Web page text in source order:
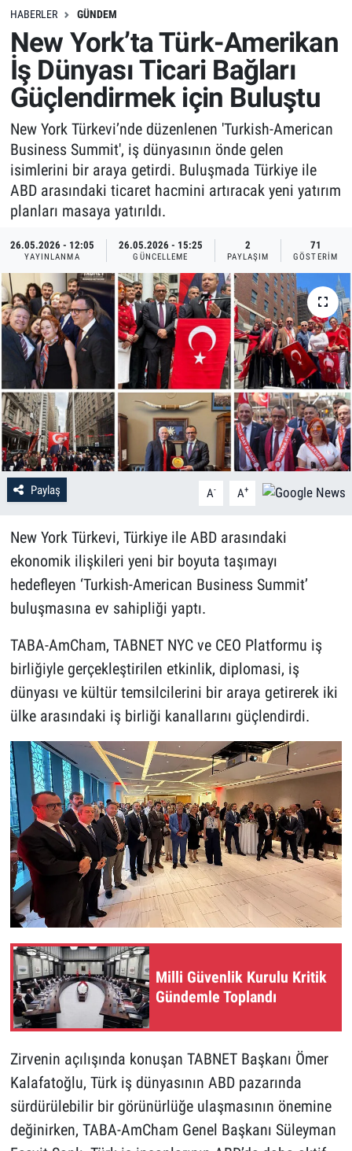
HABERLER GÜNDEM
New York’ta Türk-Amerikan
İş Dünyası Ticari Bağları
Güçlendirmek için Buluştu
New York Türkevi’nde düzenlenen 'Turkish-American
Business Summit', iş dünyasının önde gelen
isimlerini bir araya getirdi. Buluşmada Türkiye ile
ABD arasındaki ticaret hacmini artıracak yeni yatırım
planları masaya yatırıldı.
26.05.2026 - 12:05
YAYINLANMA
26.05.2026 - 15:25
GÜNCELLEME
2
PAYLAŞIM
71
GÖSTERIM
Paylaş A- A+
New York Türkevi, Türkiye ile ABD arasındaki
ekonomik ilişkileri yeni bir boyuta taşımayı
hedefleyen ‘Turkish-American Business Summit’
buluşmasına ev sahipliği yaptı.
TABA-AmCham, TABNET NYC ve CEO Platformu iş
birliğiyle gerçekleştirilen etkinlik, diplomasi, iş
dünyası ve kültür temsilcilerini bir araya getirerek iki
ülke arasındaki iş birliği kanallarını güçlendirdi.
Milli Güvenlik Kurulu Kritik
Gündemle Toplandı
Zirvenin açılışında konuşan TABNET Başkanı Ömer
Kalafatoğlu, Türk iş dünyasının ABD pazarında
sürdürülebilir bir görünürlüğe ulaşmasının önemine
değinirken, TABA-AmCham Genel Başkanı Süleyman